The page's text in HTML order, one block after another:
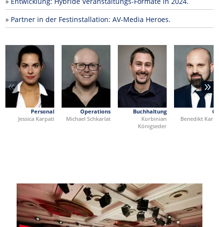
» Partner in der Festinstallation: AV-Media Heroes.
Per­so­nal
Jes­si­ca Karpati
Ope­ra­ti­ons
Micha­el Schkarlat
Buch­hal­tung
Kor­bi­ni­an
Königseder
Bene­dikt